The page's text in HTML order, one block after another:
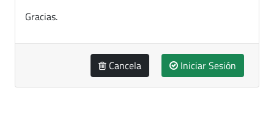
Gracias.
Cancela Iniciar Sesión